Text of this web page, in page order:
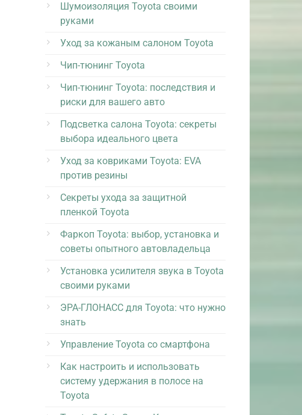
Шумоизоляция Toyota своими
руками
Уход за кожаным салоном Toyota
Чип-тюнинг Toyota
Чип-тюнинг Toyota: последствия и
риски для вашего авто
Подсветка салона Toyota: секреты
выбора идеального цвета
Уход за ковриками Toyota: EVA
против резины
Секреты ухода за защитной
пленкой Toyota
Фаркоп Toyota: выбор, установка и
советы опытного автовладельца
Установка усилителя звука в Toyota
своими руками
ЭРА-ГЛОНАСС для Toyota: что нужно
знать
Управление Toyota со смартфона
Как настроить и использовать
систему удержания в полосе на
Toyota